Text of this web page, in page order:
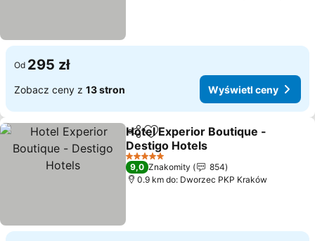
Od 295 zł
Zobacz ceny z 13 stron Wyświetl ceny
Udostępnij
Dodaj do ulubionych
Hotel Experior Boutique -
Destigo Hotels
5 Kategoria
9,0 Znakomity
854
0.9 km do: Dworzec PKP Kraków